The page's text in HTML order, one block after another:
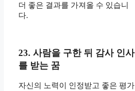
더 좋은 결과를 가져올 수 있습니
다.
23. 사람을 구한 뒤 감사 인사
를 받는 꿈
자신의 노력이 인정받고 좋은 평가